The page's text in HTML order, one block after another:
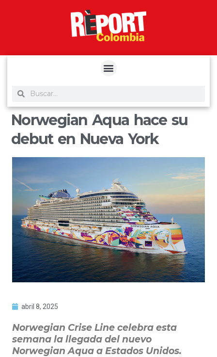
Norwegian Aqua hace su
debut en Nueva York
abril 8, 2025
Norwegian Crise Line celebra esta
semana la llegada del nuevo
Norwegian Aqua a Estados Unidos.